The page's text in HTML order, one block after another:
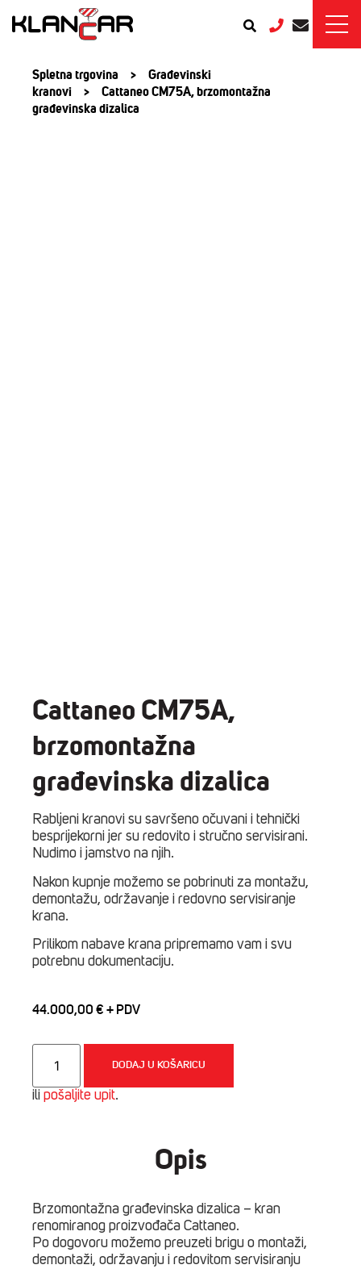
Spletna trgovina >
Građevinski
kranovi
>
Cattaneo CM75A, brzomontažna
građevinska dizalica
Cattaneo CM75A,
brzomontažna
građevinska dizalica
Rabljeni kranovi su savršeno očuvani i tehnički
besprijekorni jer su redovito i stručno servisirani.
Nudimo i jamstvo na njih.
Nakon kupnje možemo se pobrinuti za montažu,
demontažu, održavanje i redovno servisiranje
krana.
Prilikom nabave krana pripremamo vam i svu
potrebnu dokumentaciju.
44.000,00 €
Cattaneo
CM75A,
brzomontažna
građevinska
dizalica
DODAJ U KOŠARICU
ili pošaljite upit.
Opis
Brzomontažna građevinska dizalica – kran
renomiranog proizvođača Cattaneo.
Po dogovoru možemo preuzeti brigu o montaži,
demontaži, održavanju i redovitom servisiranju